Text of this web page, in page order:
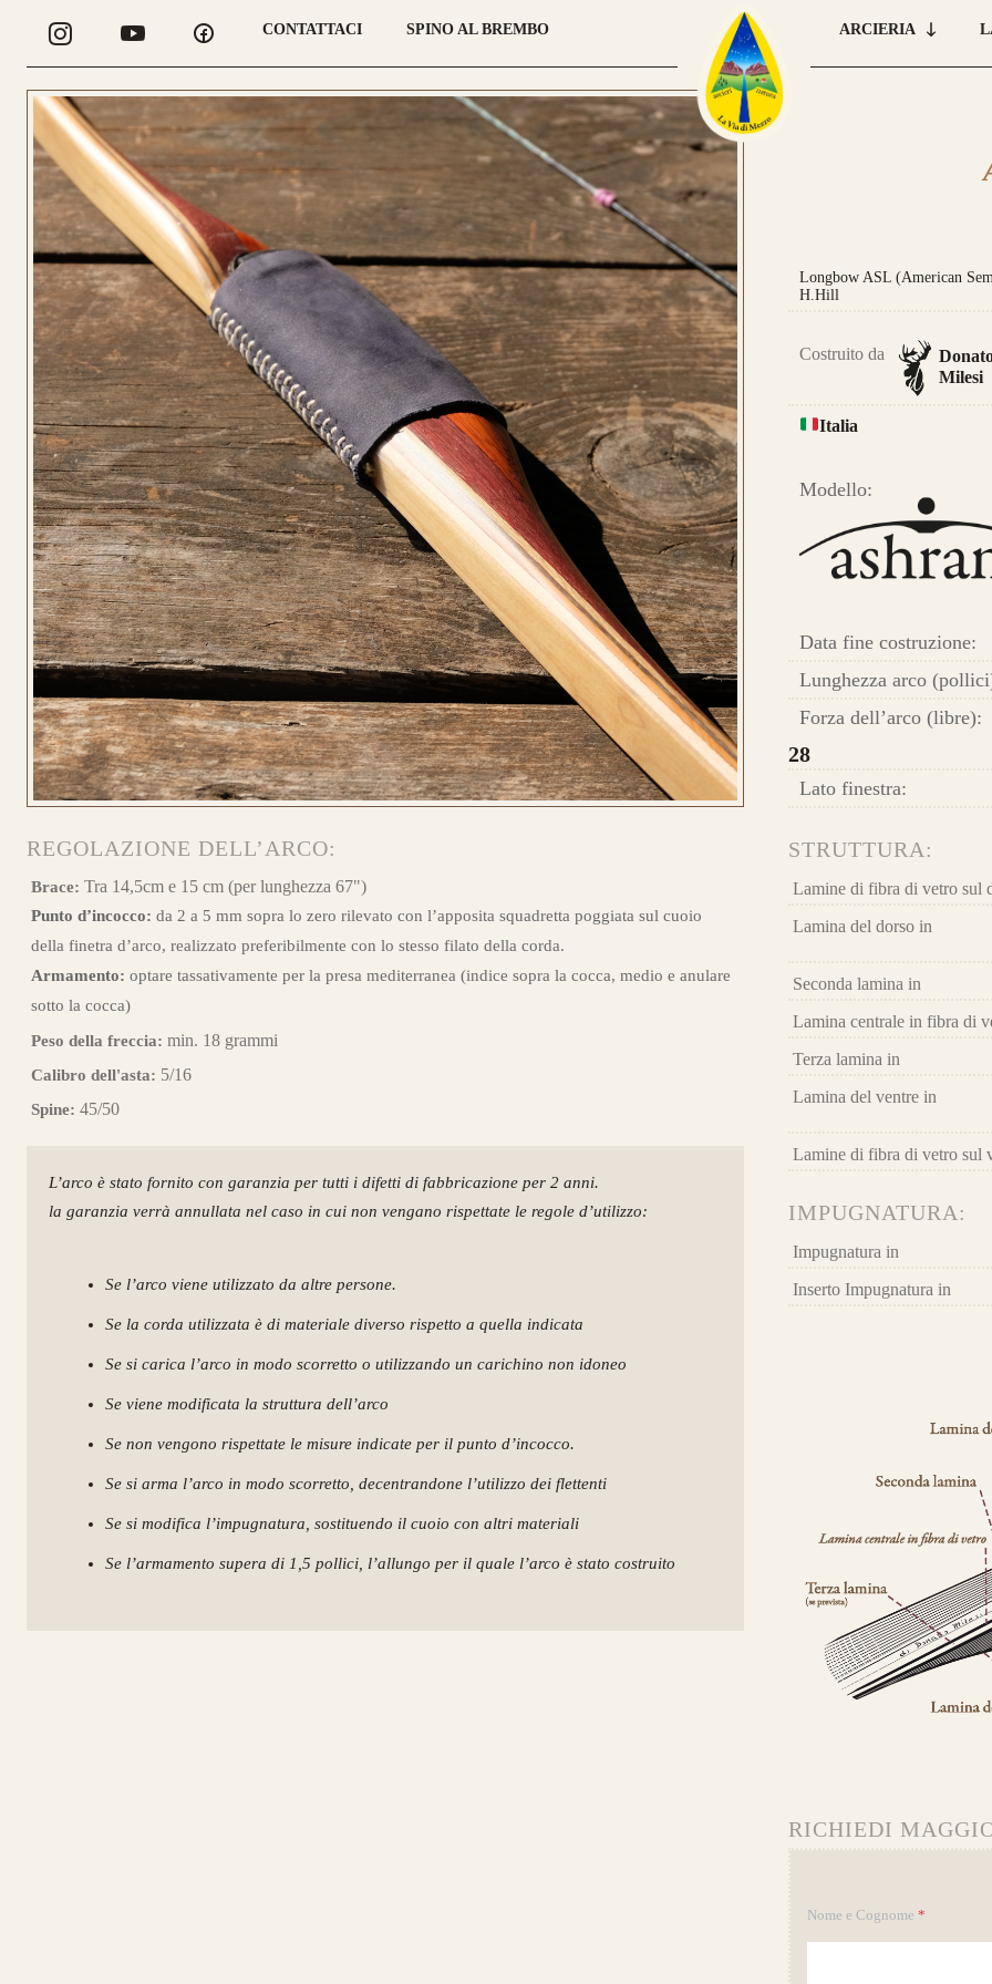
CONFIGURA E ORDINA IL TUO
LONGBOW
CONFIGURA E ORDINA IL TUO
LONGBOW
CONFIGURA E ORDINA IL TUO
LONGBOW
la
la
Guarda alcuni degli archi già realizzati su misura
CONTATTACI SPINO AL BREMBO ARCIERIA
REGOLAZIONE DELL’ARCO:
Brace: Tra 14,5cm e 15 cm (per lunghezza 67")
Punto d’incocco: da 2 a 5 mm sopra lo zero rilevato con l’apposita squadretta poggiata sul cuoio
della finetra d’arco, realizzato preferibilmente con lo stesso filato della corda.
Armamento: optare tassativamente per la presa mediterranea (indice sopra la cocca, medio e anulare
sotto la cocca)
Peso della freccia: min. 18 grammi
Calibro dell'asta: 5/16
Spine: 45/50
L’arco è stato fornito con garanzia per tutti i difetti di fabbricazione per 2 anni.
la garanzia verrà annullata nel caso in cui non vengano rispettate le regole d’utilizzo:
Se l’arco viene utilizzato da altre persone.
Se la corda utilizzata è di materiale diverso rispetto a quella indicata
Se si carica l’arco in modo scorretto o utilizzando un carichino non idoneo
Se viene modificata la struttura dell’arco
Se non vengono rispettate le misure indicate per il punto d’incocco.
Se si arma l’arco in modo scorretto, decentrandone l’utilizzo dei flettenti
Se si modifica l’impugnatura, sostituendo il cuoio con altri materiali
Se l’armamento supera di 1,5 pollici, l’allungo per il quale l’arco è stato costruito
Longbow ASL (American
H.Hill
Costruito da
Milesi
Italia
Modello:
Data fine costruzione:
Lunghezza arco
Forza dell’arco (libre):
28
Lato finestra:
STRUTTURA:
Lamine di fibra di vetro sul
Lamina del dorso in
Seconda lamina in
Lamina centrale in fibra di
Terza lamina in
Lamina del ventre in
Lamine di fibra di vetro sul
IMPUGNATURA:
Impugnatura in
Inserto Impugnatura in
RICHIEDI
Nome e Cognome *